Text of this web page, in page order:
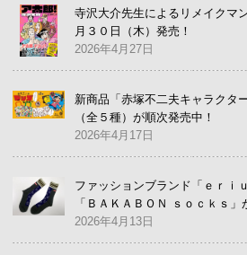
寺沢大介先生によるリメイクマ
月３０日（木）発売！
2026年4月27日
新商品「赤塚不二夫キャラクタ
（全５種）が順次発売中！
2026年4月17日
ファッションブランド「ｅｒｉ
「ＢＡＫＡＢＯＮ ｓｏｃｋｓ」
2026年4月13日